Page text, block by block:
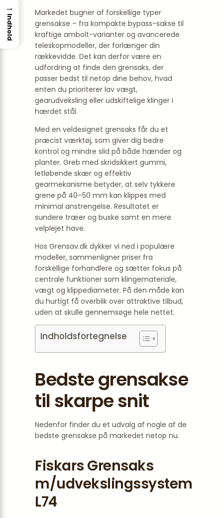
Markedet bugner af forskellige typer
grensakse – fra kompakte bypass-sakse til
kraftige ambolt-varianter og avancerede
teleskopmodeller, der forlænger din
rækkevidde. Det kan derfor være en
udfordring at finde den grensaks, der
passer bedst til netop dine behov, hvad
enten du prioriterer lav vægt,
gearudveksling eller udskiftelige klinger i
hærdet stål.
Med en veldesignet grensaks får du et
præcist værktøj, som giver dig bedre
kontrol og mindre slid på både hænder og
planter. Greb med skridsikkert gummi,
letløbende skær og effektiv
gearmekanisme betyder, at selv tykkere
grene på 40–50 mm kan klippes med
minimal anstrengelse. Resultatet er
sundere træer og buske samt en mere
velplejet have.
Hos Grensav.dk dykker vi ned i populære
modeller, sammenligner priser fra
forskellige forhandlere og sætter fokus på
centrale funktioner som klingemateriale,
vægt og klippediameter. På den måde kan
du hurtigt få overblik over attraktive tilbud,
uden at skulle gennemsøge hele nettet.
Indholdsfortegnelse
Bedste grensakse
til skarpe snit
Nedenfor finder du et udvalg af nogle af de
bedste grensakse på markedet netop nu.
Fiskars Grensaks
m/udvekslingssystem
L74
→
Indhold